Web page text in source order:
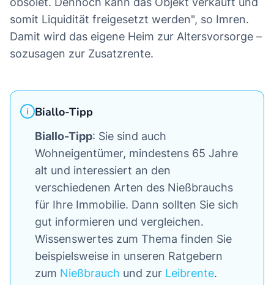
somit Liquidität freigesetzt werden", so Imren.
Damit wird das eigene Heim zur Altersvorsorge –
sozusagen zur Zusatzrente.
Biallo-Tipp
Biallo-Tipp: Sie sind auch
Wohneigentümer, mindestens 65 Jahre
alt und interessiert an den
verschiedenen Arten des Nießbrauchs
für Ihre Immobilie. Dann sollten Sie sich
gut informieren und vergleichen.
Wissenswertes zum Thema finden Sie
beispielsweise in unseren Ratgebern
zum Nießbrauch und zur Leibrente.